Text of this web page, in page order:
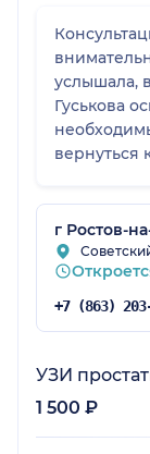
услышала,
Гуськова
вернуться
г Ростов-
УЗИ
1 500 ₽